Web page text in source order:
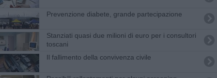
Prevenzione diabete, grande partecipazione
Stanziati quasi due milioni di euro per i consultori
toscani
​Il fallimento della convivenza civile